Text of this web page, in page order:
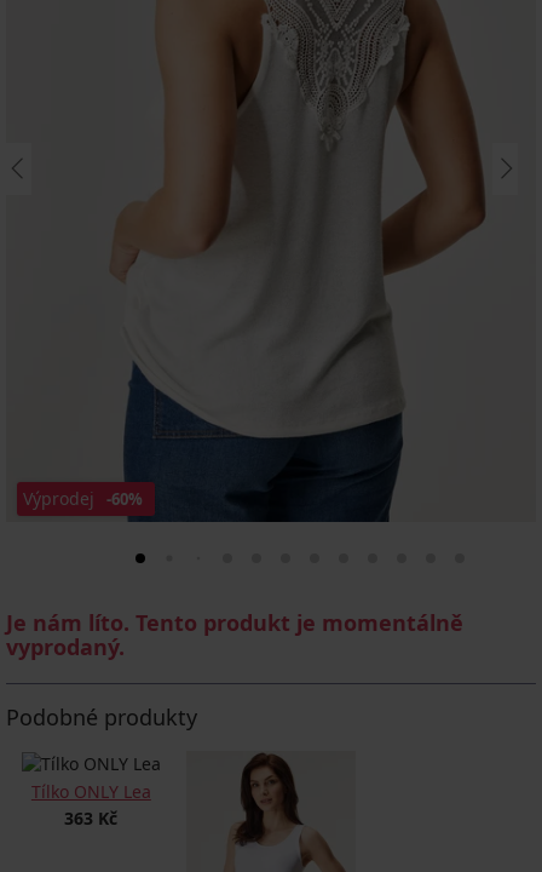
Výprodej -60%
Je nám líto. Tento produkt je momentálně
vyprodaný.
Podobné produkty
Tílko ONLY Lea
363 Kč